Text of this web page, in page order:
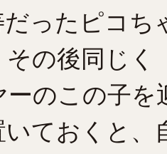
だったピコ
の後同じく
ーのこの子
ておくと、